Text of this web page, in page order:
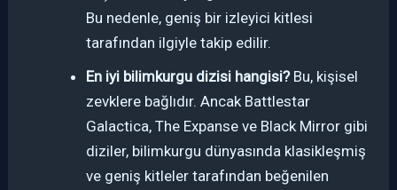
Bu nedenle, geniş bir izleyici kitlesi
tarafından ilgiyle takip edilir.
En iyi bilimkurgu dizisi hangisi?Bu, kişisel
zevklere bağlıdır. Ancak Battlestar
Galactica, The Expanse ve Black Mirror gibi
diziler, bilimkurgu dünyasında klasikleşmiş
ve geniş kitleler tarafından beğenilen